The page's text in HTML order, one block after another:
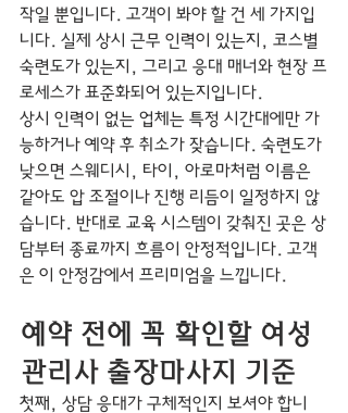
작일 뿐입니다. 고객이 봐야 할 건 세 가지입
니다. 실제 상시 근무 인력이 있는지, 코스별
숙련도가 있는지, 그리고 응대 매너와 현장 프
로세스가 표준화되어 있는지입니다.
상시 인력이 없는 업체는 특정 시간대에만 가
능하거나 예약 후 취소가 잦습니다. 숙련도가
낮으면 스웨디시, 타이, 아로마처럼 이름은
같아도 압 조절이나 진행 리듬이 일정하지 않
습니다. 반대로 교육 시스템이 갖춰진 곳은 상
담부터 종료까지 흐름이 안정적입니다. 고객
은 이 안정감에서 프리미엄을 느낍니다.
예약 전에 꼭 확인할 여성
관리사 출장마사지 기준
첫째, 상담 응대가 구체적인지 보셔야 합니